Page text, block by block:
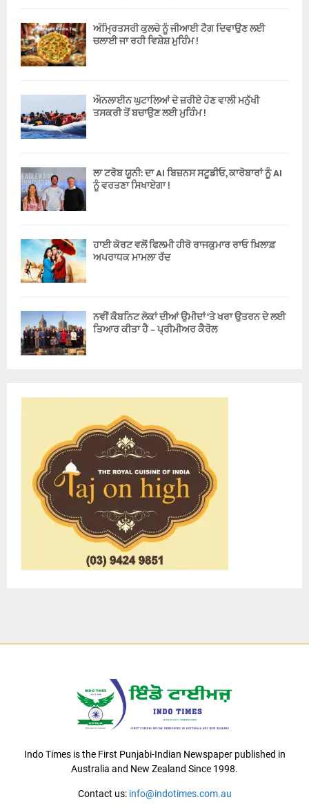
ਅੰਮ੍ਰਿਤਸਰੀ ਕੁਲਚੇ ਨੂੰ ਜੀਆਈ ਟੈਗ ਦਿਵਾਉਣ ਲਈ
ਚਲਾਈ ਜਾ ਰਹੀ ਵਿਸ਼ੇਸ਼ ਮੁਹਿੰਮ !
ਔਨਲਾਈਨ ਘੁਟਾਲਿਆਂ ਦੇ ਜ਼ਰੀਏ ਹੋਣ ਵਾਲੀ ਮਨੁੱਖੀ
ਤਸਕਰੀ ਤੋਂ ਬਚਾਉਣ ਲਈ ਮੁਹਿੰਮ !
ਲਾ ਟਰੋਬ ਯੂਨੀ: ਦਾ AI ਬਿਜ਼ਨਸ ਸਟੂਡੀਓ, ਕਾਰੋਬਾਰਾਂ ਨੂੰ AI
ਨੂੰ ਵਰਤਣਾ ਸਿਖਾਏਗਾ !
ਹਾਈ ਕੋਰਟ ਵਲੋਂ ਫਿਲਮੀ ਹੀਰੋ ਰਾਜਕੁਮਾਰ ਰਾਓ ਖ਼ਿਲਾਫ਼
ਅਪਰਾਧਕ ਮਾਮਲਾ ਰੱਦ
ਨਵੀਂ ਕੈਬਨਿਟ ਲੋਕਾਂ ਦੀਆਂ ਉਮੀਦਾਂ ‘ਤੇ ਖਰਾ ਉਤਰਨ ਦੇ ਲਈ
ਤਿਆਰ ਕੀਤਾ ਹੈ – ਪ੍ਰੀਮੀਅਰ ਕੈਰੋਲ
Indo Times is the First Punjabi-Indian Newspaper published in
Australia and New Zealand Since 1998.
Contact us: info@indotimes.com.au